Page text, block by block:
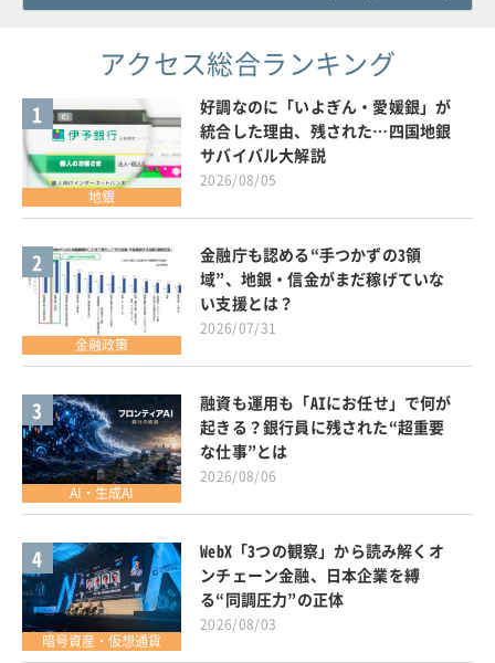
アクセス総合ランキング
1
地銀
好調なのに「いよぎん・愛媛銀」が
統合した理由、残された…四国地銀
サバイバル大解説
2026/08/05
2
金融政策
金融庁も認める“手つかずの3領
域”、地銀・信金がまだ稼げていな
い支援とは？
2026/07/31
3
AI・生成AI
融資も運用も「AIにお任せ」で何が
起きる？銀行員に残された“超重要
な仕事”とは
2026/08/06
4
暗号資産・仮想通貨
WebX「3つの観察」から読み解くオ
ンチェーン金融、日本企業を縛
る“同調圧力”の正体
2026/08/03